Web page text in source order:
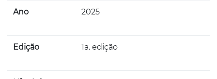
Ano 2025
Edição 1a. edição